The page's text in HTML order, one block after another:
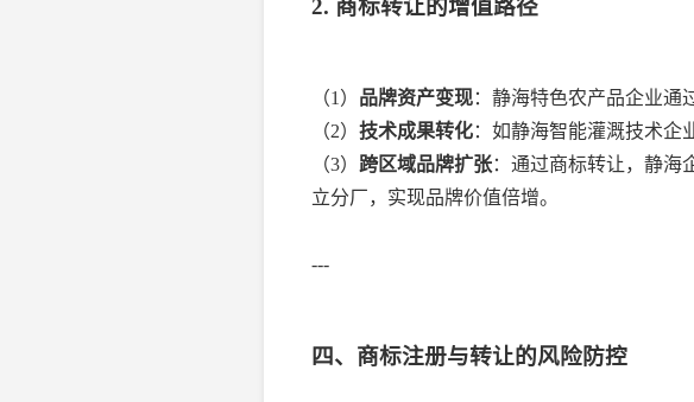
2. 商标转让的增值路径
（1） 品牌资产变现：静海特色农产品企业通
（2） 技术成果转化：如静海智能灌溉技术企
（3） 跨区域品牌扩张：通过商标转让，静海
立分厂，实现品牌价值倍增。
---
四、商标注册与转让的风险防控